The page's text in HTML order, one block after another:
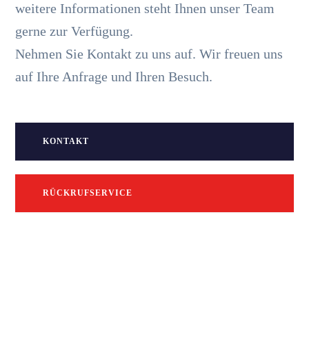
weitere Informationen steht Ihnen unser Team
gerne zur Verfügung.
Nehmen Sie Kontakt zu uns auf. Wir freuen uns
auf Ihre Anfrage und Ihren Besuch.
KONTAKT
RÜCKRUFSERVICE